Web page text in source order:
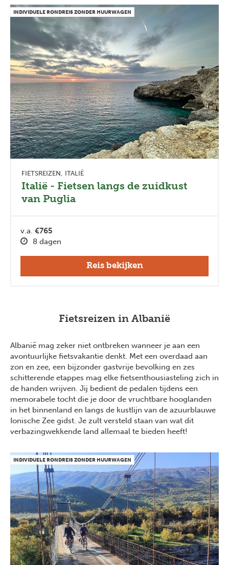
INDIVIDUELE RONDREIS ZONDER HUURWAGEN
FIETSREIZEN ITALIË
Italië - Fietsen langs de zuidkust
van Puglia
v.a. €765
8 dagen
Reis bekijken
Fietsreizen in Albanië
Albanië mag zeker niet ontbreken wanneer je aan een
avontuurlijke fietsvakantie denkt. Met een overdaad aan
zon en zee, een bijzonder gastvrije bevolking en zes
schitterende etappes mag elke fietsenthousiasteling zich in
de handen wrijven. Jij bedient de pedalen tijdens een
memorabele tocht die je door de vruchtbare hooglanden
in het binnenland en langs de kustlijn van de azuurblauwe
Ionische Zee gidst. Je zult versteld staan van wat dit
verbazingwekkende land allemaal te bieden heeft!
INDIVIDUELE RONDREIS ZONDER HUURWAGEN